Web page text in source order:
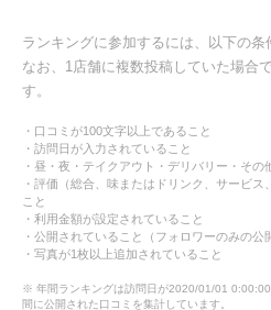
ランキングに参加するには、以下の条
なお、1店舗に複数投稿していた場合
す。
・口コミが100文字以上であること
・訪問日が入力されていること
・昼・夜・テイクアウト・デリバリー・その
・評価（総合、味またはドリンク、サービ
こと
・利用金額が設定されていること
・公開されていること（フォロワーのみの公
・写真が1枚以上追加されていること
※ 年間ランキングは訪問日が2020/01/01
間に公開された口コミを集計しています。